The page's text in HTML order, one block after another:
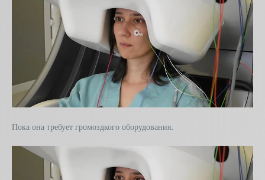
Пока она требует громоздкого оборудования.